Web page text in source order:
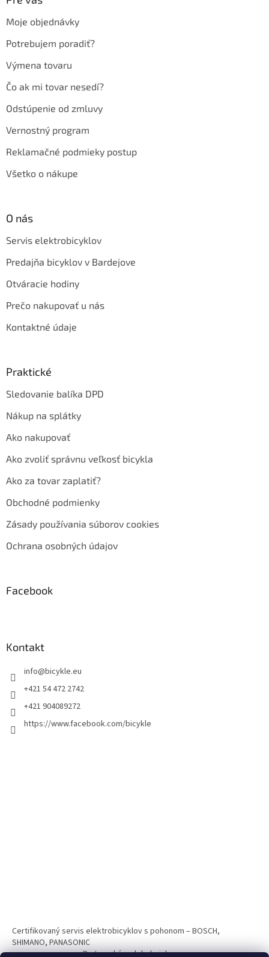
Moje objednávky
Potrebujem poradiť?
Výmena tovaru
Čo ak mi tovar nesedí?
Odstúpenie od zmluvy
Vernostný program
Reklamačné podmieky postup
Všetko o nákupe
O nás
Servis elektrobicyklov
Predajňa bicyklov v Bardejove
Otváracie hodiny
Prečo nakupovať u nás
Kontaktné údaje
Praktické
Sledovanie balíka DPD
Nákup na splátky
Ako nakupovať
Ako zvoliť správnu veľkosť bicykla
Ako za tovar zaplatiť?
Obchodné podmienky
Zásady používania súborov cookies
Ochrana osobných údajov
Facebook
Kontakt
info@bicykle.eu
+421 54 472 2742
+421 904089272
https://www.facebook.com/bicykle
Certifikovaný servis elektrobicyklov s pohonom – BOSCH,
SHIMANO, PANASONIC
Partnerský web hokejshop.eu